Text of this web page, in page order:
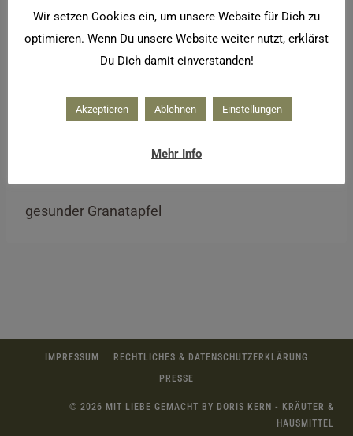
gesunder Granatapfel
IMPRESSUM
RECHTLICHES & DATENSCHUTZERKLÄRUNG
PRESSE
© 2026 MIT LIEBE GEMACHT BY DORIS KERN - KRÄUTER &
HAUSMITTEL
Wir setzen Cookies ein, um unsere Website für Dich zu
optimieren. Wenn Du unsere Website weiter nutzt, erklärst
Du Dich damit einverstanden!
Akzeptieren Ablehnen Einstellungen
Mehr Info